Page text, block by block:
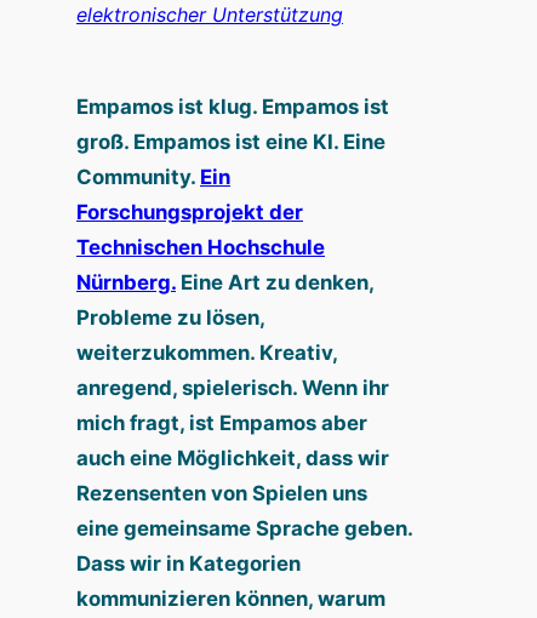
elektronischer Unterstützung
Empamos ist klug. Empamos ist
groß. Empamos ist eine KI. Eine
Community. Ein
Forschungsprojekt der
Technischen Hochschule
Nürnberg. Eine Art zu denken,
Probleme zu lösen,
weiterzukommen. Kreativ,
anregend, spielerisch. Wenn ihr
mich fragt, ist Empamos aber
auch eine Möglichkeit, dass wir
Rezensenten von Spielen uns
eine gemeinsame Sprache geben.
Dass wir in Kategorien
kommunizieren können, warum